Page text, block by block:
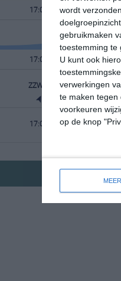
wordt
gebruikmaken
toestemming te
U kunt ook
verwerkingen
te maken tegen
voorkeuren
op de knop
17:00 20:00
17:00 20:00
ZZW 3 ZW 2
17:00 20:00
bekijk de